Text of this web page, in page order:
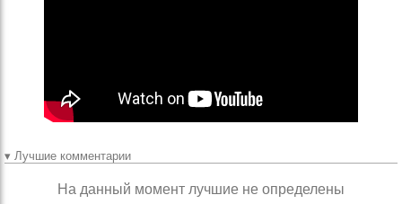
▾ Лучшие комментарии
На данный момент лучшие не определены